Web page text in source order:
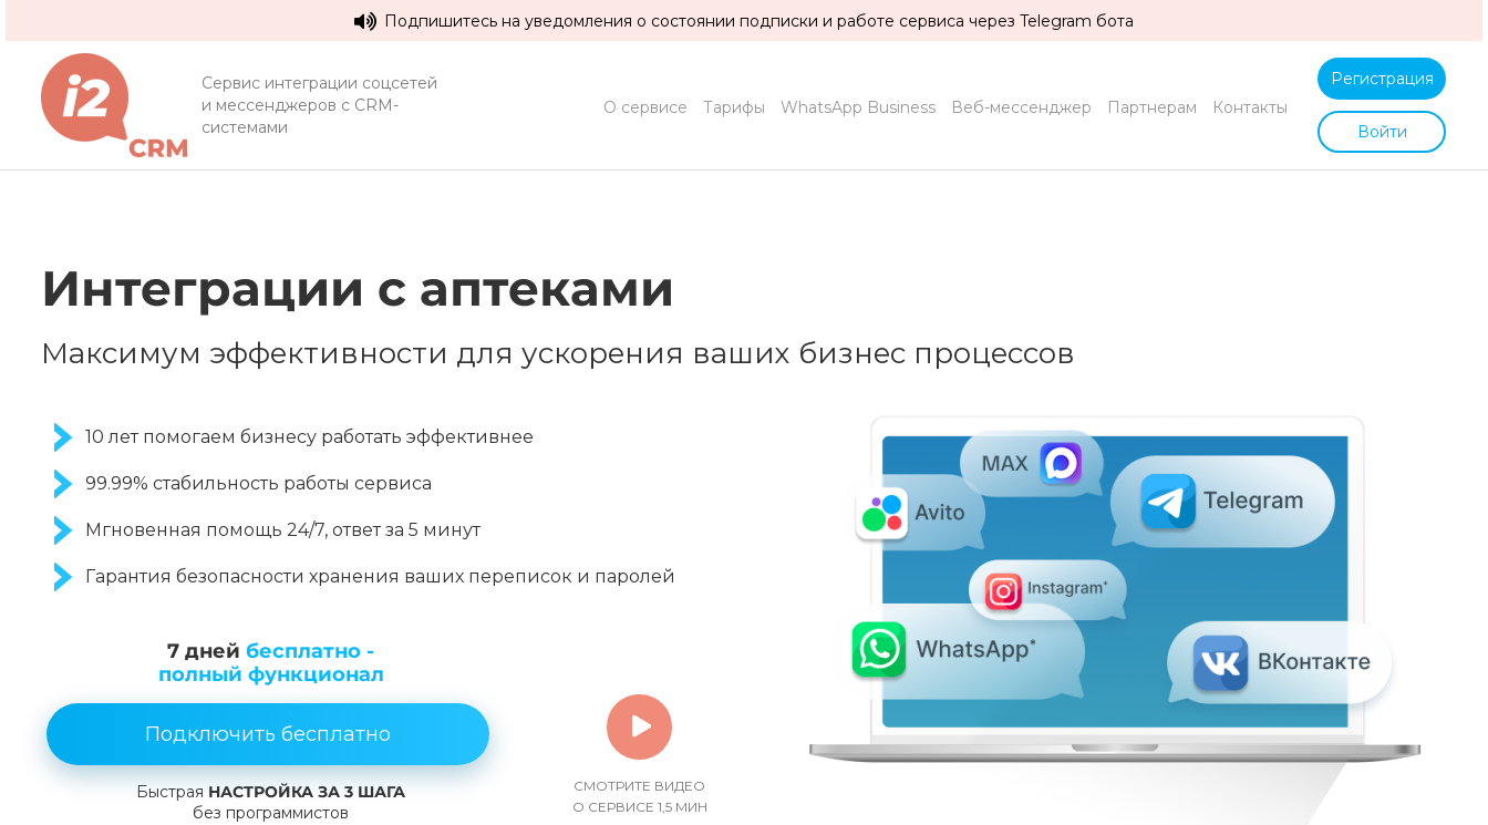
Подпишитесь на уведомления о состоянии подписки и работе сервиса через Telegram бота
Сервис интеграции соцсетей
и мессенджеров с CRM-
системами
О сервисе Тарифы WhatsApp Business Веб-мессенджер Партнерам Контакты
Регистрация
Войти
Интеграции с аптеками
Максимум эффективности для ускорения ваших бизнес процессов
10 лет помогаем бизнесу работать эффективнее
99.99% стабильность работы сервиса
Мгновенная помощь 24/7, ответ за 5 минут
Гарантия безопасности хранения ваших переписок и паролей
7 дней бесплатно -
полный функционал
Подключить бесплатно
Быстрая НАСТРОЙКА ЗА 3 ШАГА
без программистов
СМОТРИТЕ ВИДЕО
О СЕРВИСЕ 1,5 МИН